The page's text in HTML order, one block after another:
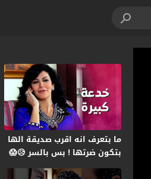
ما بتعرف انه اقرب صديقة الها
بتكون ضرتها ! بس بالسر 😥😱
بنات العيلة